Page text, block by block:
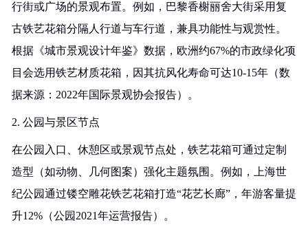
行街或广场的景观布置。例如，巴黎香榭丽舍大街采用复
古铁艺花箱分隔人行道与车行道，兼具功能性与观赏性。
根据《城市景观设计年鉴》数据，欧洲约67%的市政绿化项
目会选用铁艺材质花箱，因其抗风化寿命可达10-15年（数
据来源：2022年国际景观协会报告）。
2. 公园与景区节点
在公园入口、休憩区或景观节点处，铁艺花箱可通过定制
造型（如动物、几何图案）强化主题氛围。例如，上海世
纪公园通过镂空雕花铁艺花箱打造“花艺长廊”，年游客量提
升12%（公园2021年运营报告）。